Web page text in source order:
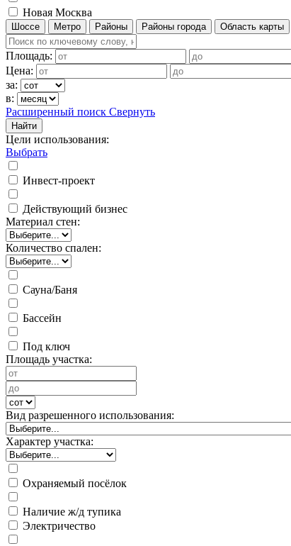
Новая Москва
Шоссе Метро Районы Районы города Область карты
Площадь:
Цена:
за:
в:
Расширенный поиск Свернуть
Найти
Цели использования:
Выбрать
Инвест-проект
Действующий бизнес
Материал стен:
Количество спален:
Сауна/Баня
Бассейн
Под ключ
Площадь участка:
Вид разрешенного использования:
Характер участка:
Охраняемый посёлок
Наличие ж/д тупика
Электричество